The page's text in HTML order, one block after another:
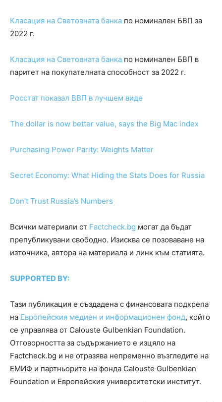
Класация на Световната банка по номинален БВП за
2022 г.
Класация на Световната банка по номинален БВП в
паритет на покупателната способност за 2022 г.
Росстат показал ВВП в лучшем виде
The dollar is now better value, says the Big Mac index
Purchasing Power Parity: Weights Matter
Secret Economy: What Hiding the Stats Does for Russia
Don’t Trust Russia’s Numbers
Всички материали от Factcheck.bg могат да бъдат
препубликувани свободно. Изисква се позоваване на
източника, автора на материала и линк към статията.
SUPPORTED BY:
Тази публикация е създадена с финансовата подкрепа
на Европейския медиен и информационен фонд, който
се управлява от Calouste Gulbenkian Foundation.
Отговорността за съдържанието е изцяло на
Factcheck.bg и не отразява непременно възгледите на
ЕМИФ и партньорите на фонда Calouste Gulbenkian
Foundation и Европейския университетски институт.